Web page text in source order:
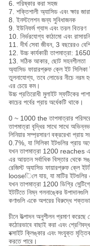
6. পরিষ্কার করা সহজ
7. শক্তিশালী অ্যাসিড এবং ক্ষার
8. ইনস্টলেশন জন্য সুবিধাজনক
9. ইউনিফর্ম গ্যাস এবং তরল বিতরণ
10. নির্ভরযোগ্য কাঠামো এবং
11. দীর্ঘ সেবা জীবন, 3 বছরেরও
12. উচ্চ কার্যকারী তাপমাত্রা:
13. সঠিক আকার, ছোট সহনশীলতা
অ্যাসিড ফায়ারপ্রুফ ক্লে ইট
তুলনাযোগ্য, তবে লোডের নীচে নরম
এর চেয়ে কম।
উচ্চ প্রতিরোধী মুলাইট স্ফটিকের
কাচের পর্বের প্রায় অর্ধেকটি থাকে।
0 ~ 1000 the তাপমাত্রার
তাপমাত্রা বৃদ্ধির সাথে সাথে
লিনিয়ার সম্প্রসারণ বক্ররেখা প্রায়
0.7%, যা সিলিকা ইটগুলির প্রায়
যখন তাপমাত্রা 1200 reaches এ
এর আয়তন সর্বাধিক বিস্তার থেকে
রেজিস্ট অ্যাসিড ফায়ারপ্রুফ ক্লে
looseিলে যায়, যা মাটির ইটগুলির
যখন তাপমাত্রা 1200 ডিগ্রি
ইটটিতে নিম্ন গলনাঙ্কের উপাদানগুলি
কণাগুলি একে অপরের বিরুদ্ধে
চীনে উত্পাদন অনুশীলন প্রমাণ
কঠোরভাবে বাছাই করা এবং
বক্সাইট ক্লিঙ্কার এবং সংযুক্ত
করতে পারে।